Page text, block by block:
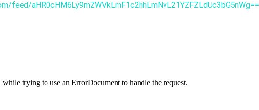
feed/aHR0cHM6Ly9mZWVkLmF1c2hhLmNvL21YZFZLdUc3bG5nWg==